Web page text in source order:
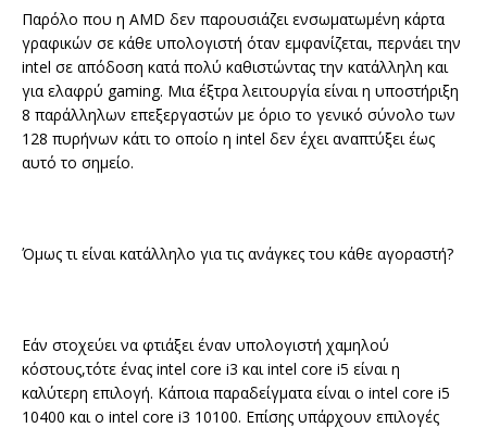
Παρόλο που η AMD δεν παρουσιάζει ενσωματωμένη κάρτα
γραφικών σε κάθε υπολογιστή όταν εμφανίζεται, περνάει την
intel σε απόδοση κατά πολύ καθιστώντας την κατάλληλη και
για ελαφρύ gaming. Μια έξτρα λειτουργία είναι η υποστήριξη
8 παράλληλων επεξεργαστών με όριο το γενικό σύνολο των
128 πυρήνων κάτι το οποίο η intel δεν έχει αναπτύξει έως
αυτό το σημείο.
Όμως τι είναι κατάλληλο για τις ανάγκες του κάθε αγοραστή?
Εάν στοχεύει να φτιάξει έναν υπολογιστή χαμηλού
κόστους,τότε ένας intel core i3 και intel core i5 είναι η
καλύτερη επιλογή. Κάποια παραδείγματα είναι ο intel core i5
10400 και o intel core i3 10100. Επίσης υπάρχουν επιλογές